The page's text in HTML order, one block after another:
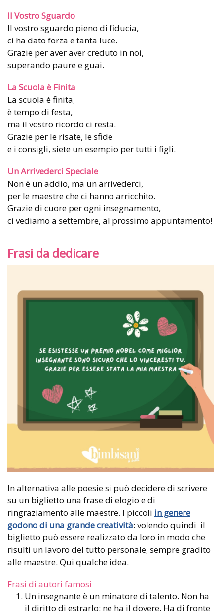
Il Vostro Sguardo
Il vostro sguardo pieno di fiducia,
ci ha dato forza e tanta luce.
Grazie per aver aver creduto in noi,
superando paure e guai.
La Scuola è Finita
La scuola è finita,
è tempo di festa,
ma il vostro ricordo ci resta.
Grazie per le risate, le sfide
e i consigli, siete un esempio per tutti i figli.
Un Arrivederci Speciale
Non è un addio, ma un arrivederci,
per le maestre che ci hanno arricchito.
Grazie di cuore per ogni insegnamento,
ci vediamo a settembre, al prossimo appuntamento!
Frasi da dedicare
In alternativa alle poesie si può decidere di scrivere
su un biglietto una frase di elogio e di
ringraziamento alle maestre. I piccoli in genere
godono di una grande creatività: volendo quindi il
biglietto può essere realizzato da loro in modo che
risulti un lavoro del tutto personale, sempre gradito
alle maestre. Qui qualche idea.
Frasi di autori famosi
Un insegnante è un minatore di talento. Non ha
il diritto di estrarlo: ne ha il dovere. Ha di fronte